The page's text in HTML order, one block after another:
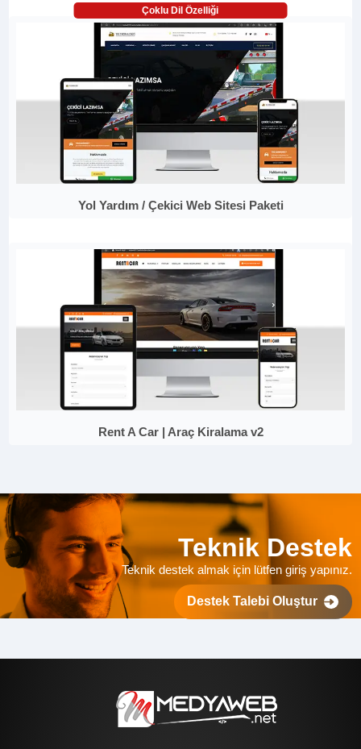
Çoklu Dil Özelliği
Yol Yardım / Çekici Web Sitesi Paketi
Rent A Car | Araç Kiralama v2
Teknik Destek
Teknik destek almak için lütfen giriş yapınız.
Destek Talebi Oluştur